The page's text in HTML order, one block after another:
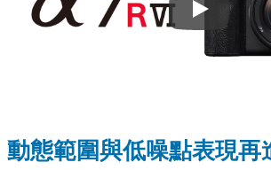
Play
動態範圍與低噪點表現再